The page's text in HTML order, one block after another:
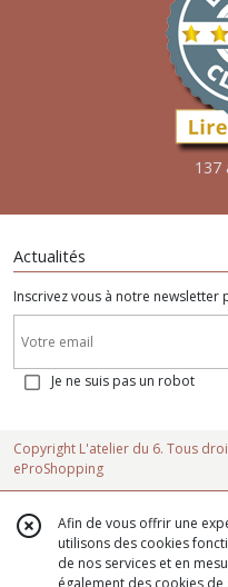
137
Actualités
Inscrivez vous à notre
Je ne suis pas un robot
Copyright L'atelier du 6. Tous
eProShopping
Afin de vous offrir une
utilisons des cookies
de nos services et en
également des cookies